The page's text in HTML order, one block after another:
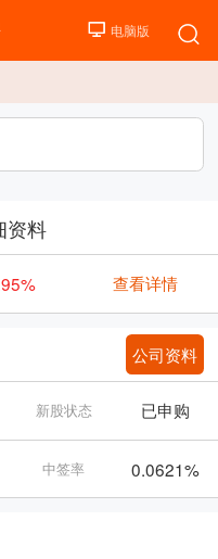
资料
查看详情
公司资料
新股状态 已申购
中签率 0.0621%